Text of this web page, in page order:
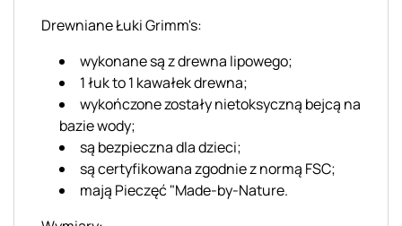
Drewniane ŁukiGrimm's:
wykonane są z drewna lipowego;
1 łuk to 1 kawałek drewna;
wykończone zostały nietoksyczną bejcą na
bazie wody;
są bezpieczna dla dzieci;
są certyfikowana zgodnie z normą FSC;
mają Pieczęć "Made-by-Nature.